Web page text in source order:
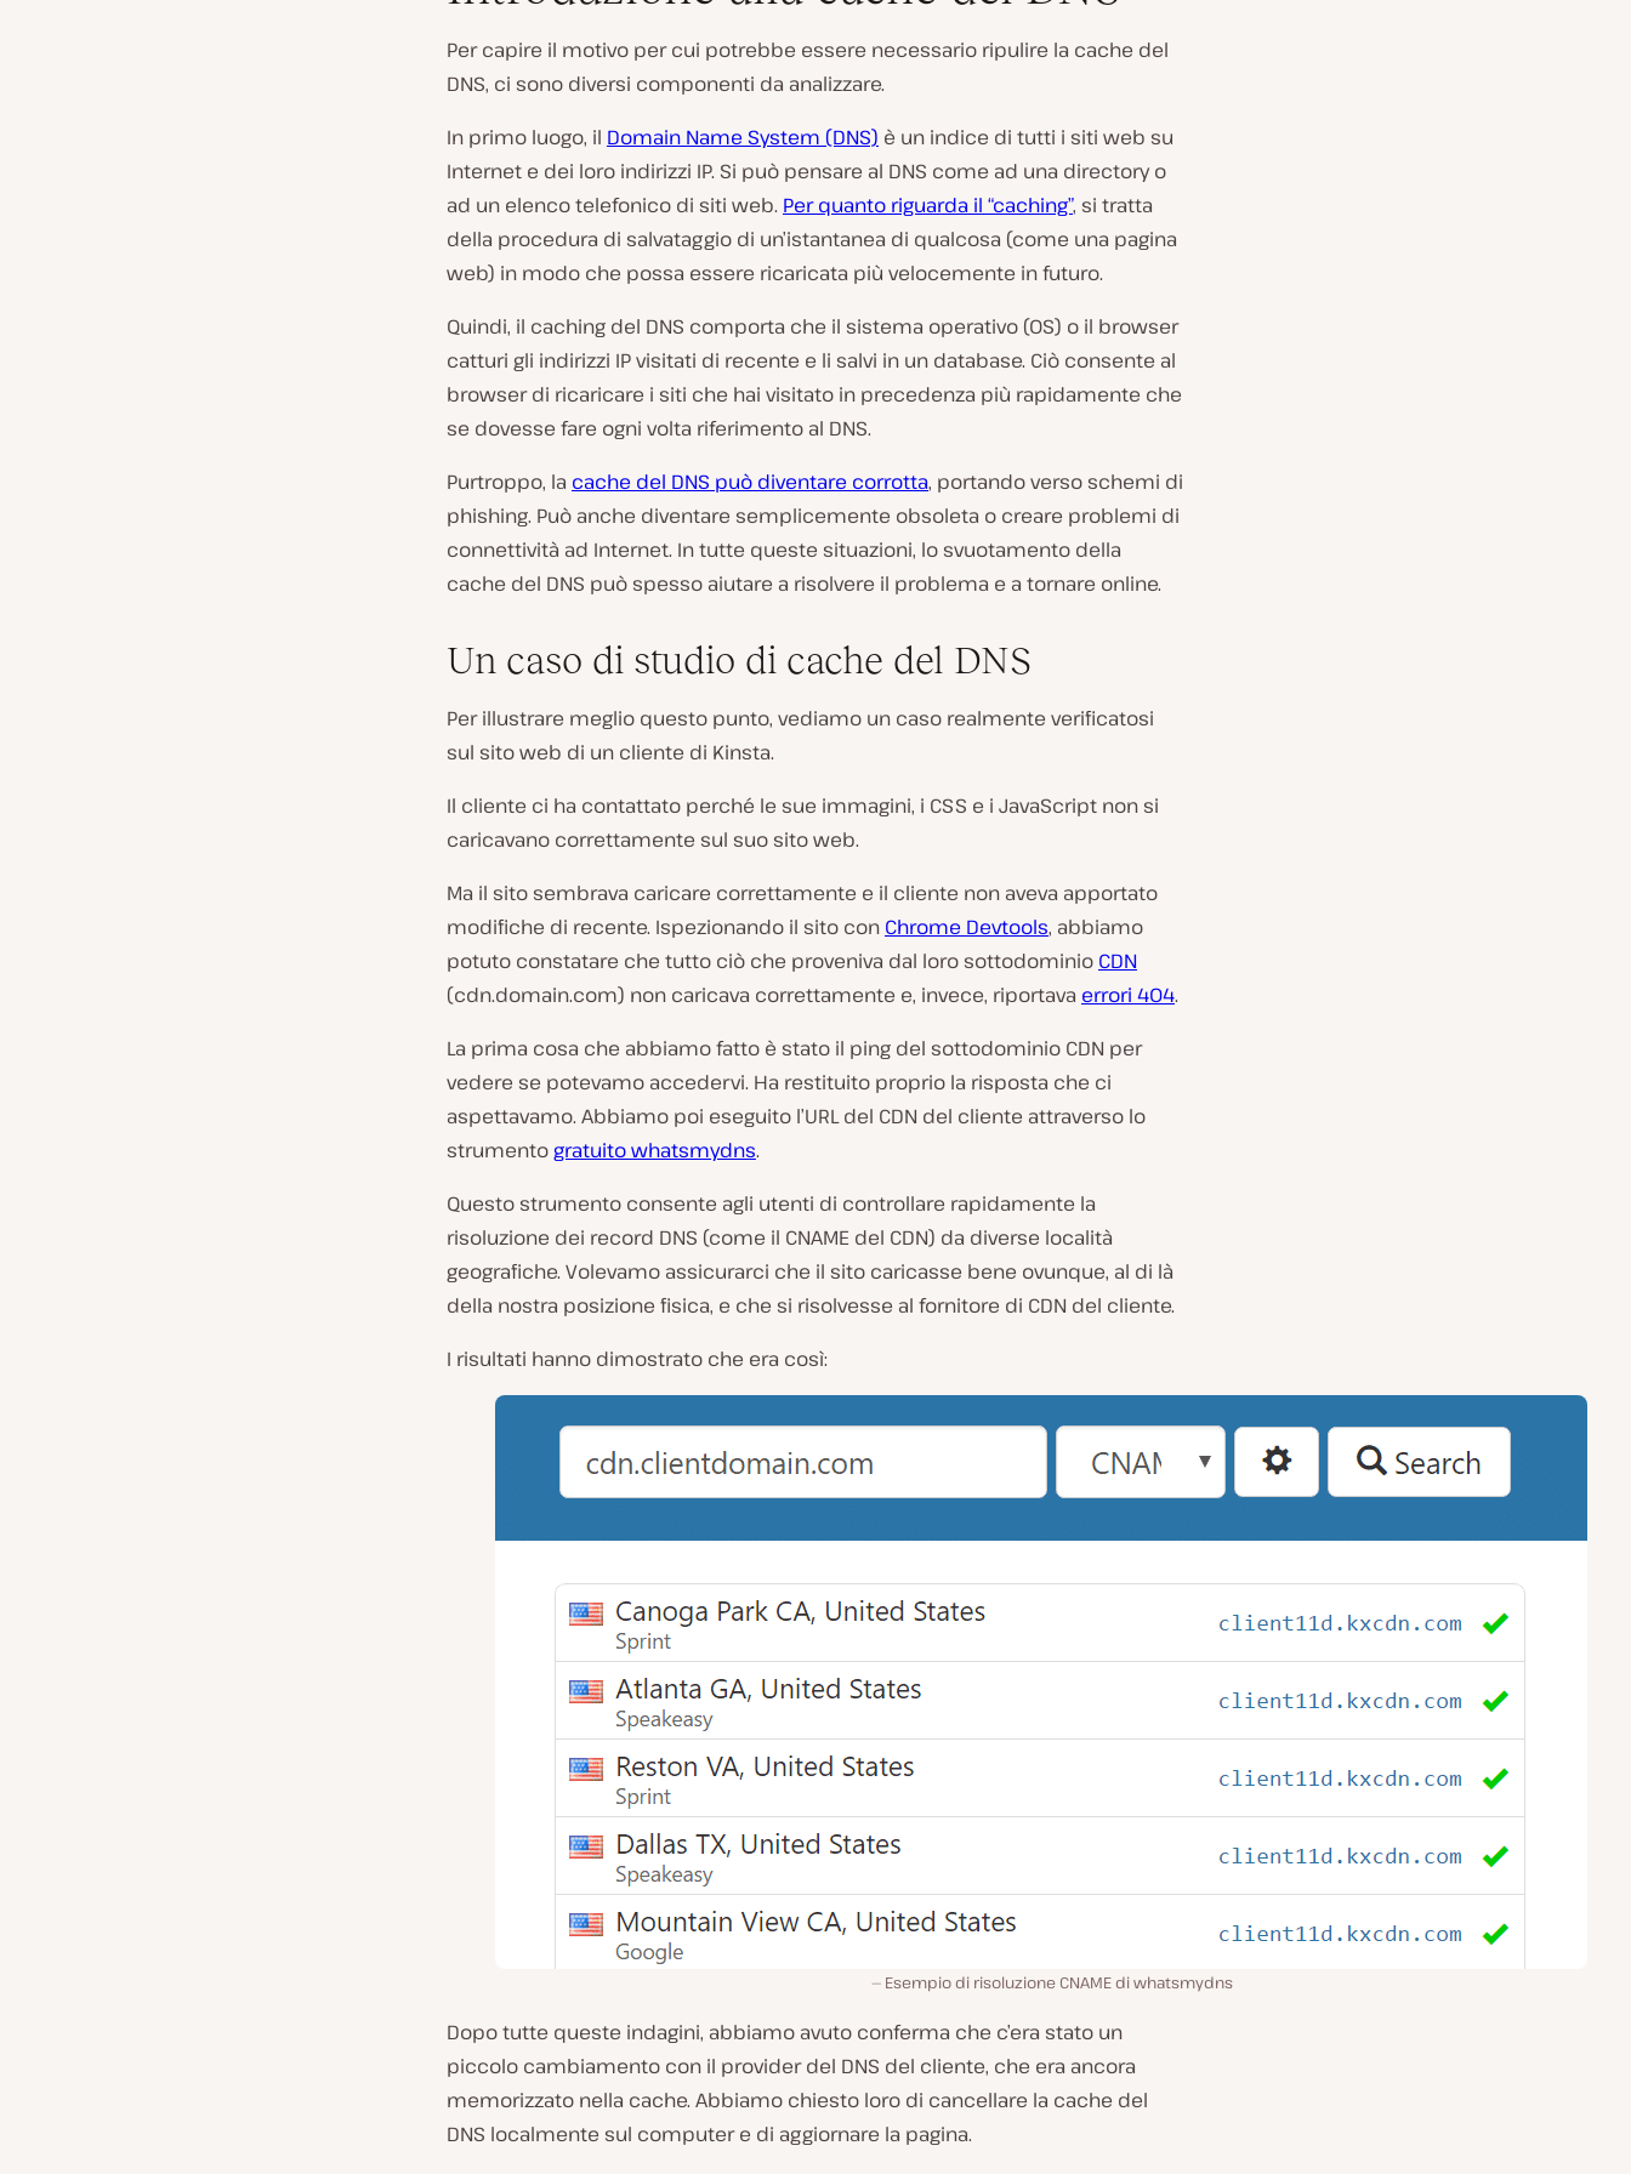
i
p
o
d
c
v
d
e
Per capire il motivo per cui potrebbe essere necessario ripulire la cache del
DNS, ci sono diversi componenti da analizzare.
In primo luogo, il Domain Name System (DNS) è un indice di tutti i siti web su
Internet e dei loro indirizzi IP. Si può pensare al DNS come ad una directory o
ad un elenco telefonico di siti web. Per quanto riguarda il “caching”, si tratta
della procedura di salvataggio di un’istantanea di qualcosa (come una pagina
web) in modo che possa essere ricaricata più velocemente in futuro.
Quindi, il caching del DNS comporta che il sistema operativo (OS) o il browser
catturi gli indirizzi IP visitati di recente e li salvi in un database. Ciò consente al
browser di ricaricare i siti che hai visitato in precedenza più rapidamente che
se dovesse fare ogni volta riferimento al DNS.
Purtroppo, la cache del DNS può diventare corrotta, portando verso schemi di
phishing. Può anche diventare semplicemente obsoleta o creare problemi di
connettività ad Internet. In tutte queste situazioni, lo svuotamento della
cache del DNS può spesso aiutare a risolvere il problema e a tornare online.
Un caso di studio di cache del DNS
Per illustrare meglio questo punto, vediamo un caso realmente verificatosi
sul sito web di un cliente di Kinsta.
Il cliente ci ha contattato perché le sue immagini, i CSS e i JavaScript non si
caricavano correttamente sul suo sito web.
Ma il sito sembrava caricare correttamente e il cliente non aveva apportato
modifiche di recente. Ispezionando il sito con Chrome Devtools, abbiamo
potuto constatare che tutto ciò che proveniva dal loro sottodominio CDN
(cdn.domain.com) non caricava correttamente e, invece, riportava errori 404.
La prima cosa che abbiamo fatto è stato il ping del sottodominio CDN per
vedere se potevamo accedervi. Ha restituito proprio la risposta che ci
aspettavamo. Abbiamo poi eseguito l’URL del CDN del cliente attraverso lo
strumentogratuito whatsmydns.
Questo strumento consente agli utenti di controllare rapidamente la
risoluzione dei record DNS (come il CNAME del CDN) da diverse località
geografiche. Volevamo assicurarci che il sito caricasse bene ovunque, al di là
della nostra posizione fisica, e che si risolvesse al fornitore di CDN del cliente.
I risultati hanno dimostrato che era così:
Esempio di risoluzione CNAME di whatsmydns
Dopo tutte queste indagini, abbiamo avuto conferma che c’era stato un
piccolo cambiamento con il provider del DNS del cliente, che era ancora
memorizzato nella cache. Abbiamo chiesto loro di cancellare la cache del
DNS localmente sul computer e di aggiornare la pagina.